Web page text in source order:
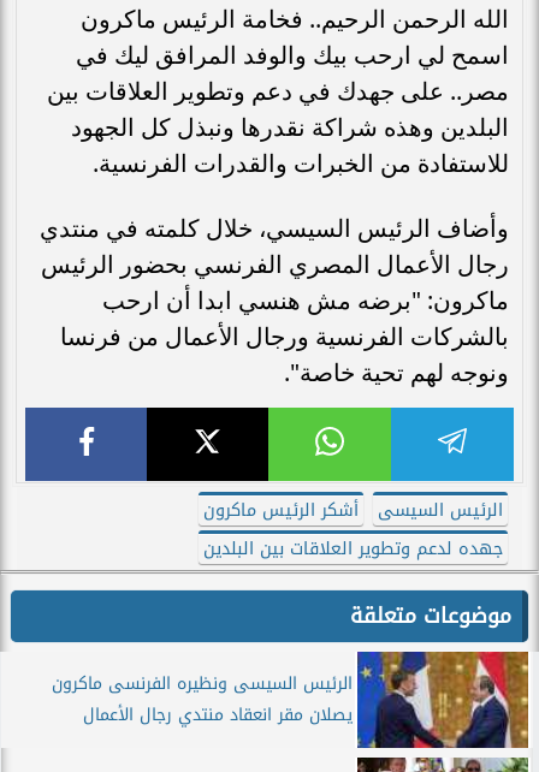
الله الرحمن الرحيم.. فخامة الرئيس ماكرون
اسمح لي ارحب بيك والوفد المرافق ليك في
مصر.. على جهدك في دعم وتطوير العلاقات بين
البلدين وهذه شراكة نقدرها ونبذل كل الجهود
للاستفادة من الخبرات والقدرات الفرنسية.
وأضاف الرئيس السيسي، خلال كلمته في منتدي
رجال الأعمال المصري الفرنسي بحضور الرئيس
ماكرون: "برضه مش هنسي ابدا أن ارحب
بالشركات الفرنسية ورجال الأعمال من فرنسا
ونوجه لهم تحية خاصة".
الرئيس السيسى
أشكر الرئيس ماكرون
جهده لدعم وتطوير العلاقات بين البلدين
موضوعات متعلقة
الرئيس السيسى ونظيره الفرنسى ماكرون
يصلان مقر انعقاد منتدي رجال الأعمال